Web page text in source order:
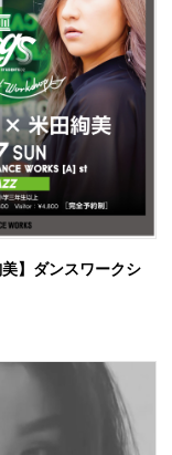
美】ダンスワークシ